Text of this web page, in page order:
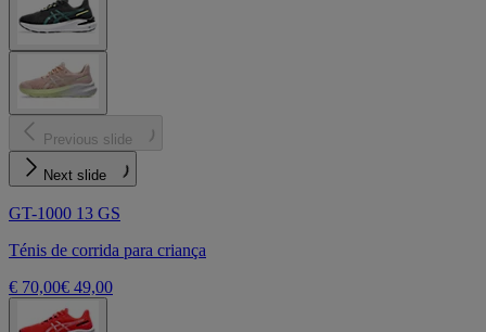
Previous slide
Next slide
GT-1000 13 GS
Ténis de corrida para criança
€ 70,00€ 49,00